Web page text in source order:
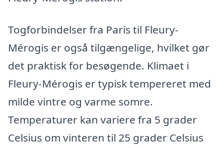
Togforbindelser fra Paris til Fleury-
Mérogis er også tilgængelige, hvilket gør
det praktisk for besøgende. Klimaet i
Fleury-Mérogis er typisk tempereret med
milde vintre og varme somre.
Temperaturer kan variere fra 5 grader
Celsius om vinteren til 25 grader Celsius